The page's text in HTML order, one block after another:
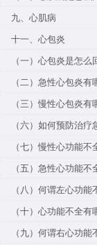
九、心肌病
十一、心包炎
（一）心包炎是怎么
（二）急性心包炎有
（三）慢性心包炎
（六）如何预防治
（七）慢性心功能不
（五）急性心功能
（八）何谓左心功能
（十）心功能不全
（九）何谓右心功能